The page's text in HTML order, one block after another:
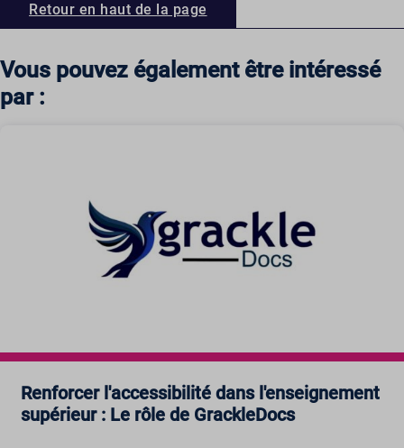
Retour en haut de la page
Vous pouvez également être intéressé
par :
Renforcer l'accessibilité dans l'enseignement
supérieur : Le rôle de GrackleDocs